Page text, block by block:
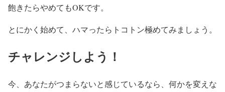
飽きたらやめてもOKです。
とにかく始めて、ハマったらトコトン極めてみましょう。
チャレンジしよう！
今、あなたがつまらないと感じているなら、何かを変えな